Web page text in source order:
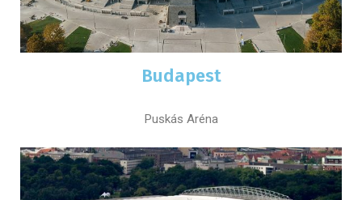
Budapest
Puskás Aréna